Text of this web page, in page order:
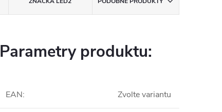
Parametry produktu:
EAN: Zvolte variantu